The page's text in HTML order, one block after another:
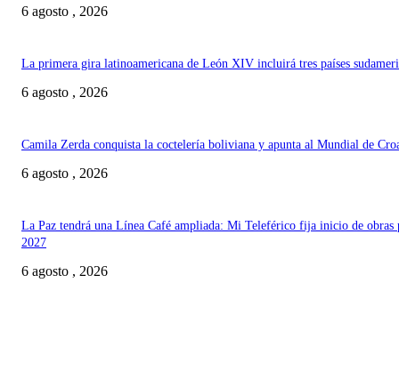
6 agosto , 2026
La primera gira latinoamericana de León XIV incluirá tres países
6 agosto , 2026
Camila Zerda conquista la coctelería boliviana y apunta al Mundial de
6 agosto , 2026
La Paz tendrá una Línea Café ampliada: Mi Teleférico fija inicio de obras
2027
6 agosto , 2026